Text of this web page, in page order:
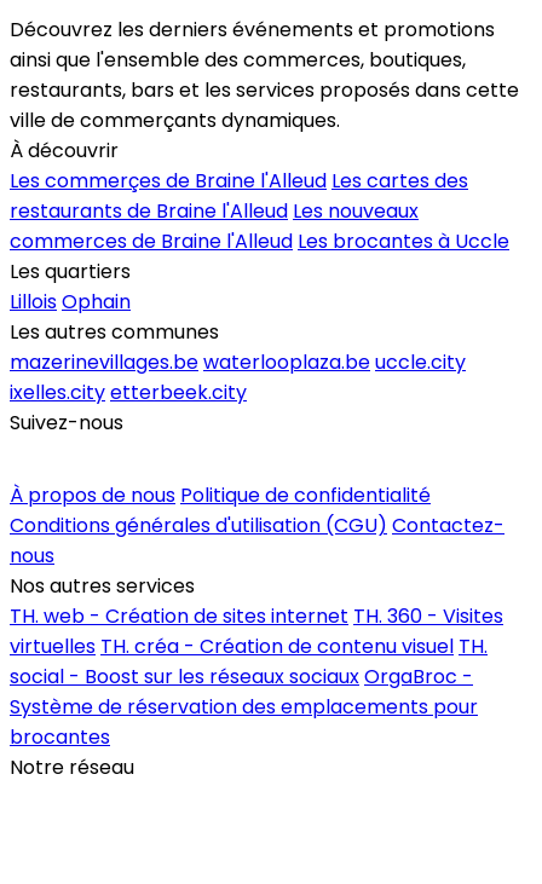
Découvrez les derniers événements et promotions
ainsi que l'ensemble des commerces, boutiques,
restaurants, bars et les services proposés dans cette
ville de commerçants dynamiques.
À découvrir
Les commerçes de Braine l'Alleud Les cartes des
restaurants de Braine l'Alleud Les nouveaux
commerces de Braine l'Alleud Les brocantes à Uccle
Les quartiers
LilloisOphain
Les autres communes
mazerinevillages.bewaterlooplaza.beuccle.city
ixelles.cityetterbeek.city
Suivez-nous
À propos de nous Politique de confidentialité
Conditions générales d'utilisation (CGU) Contactez-
nous
Nos autres services
TH. web - Création de sites internet TH. 360 - Visites
virtuelles TH. créa - Création de contenu visuel TH.
social - Boost sur les réseaux sociauxOrgaBroc -
Système de réservation des emplacements pour
brocantes
Notre réseau